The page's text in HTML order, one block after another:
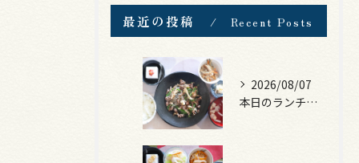
最近の投稿 Recent Posts
2026/08/07
本日のランチは、黒毛和牛のチャプチェ！